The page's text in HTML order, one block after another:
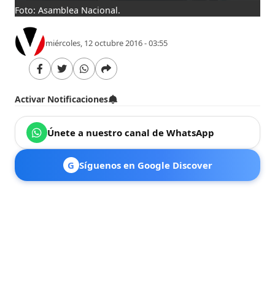
Foto: Asamblea Nacional.
miércoles, 12 octubre 2016 - 03:55
Activar Notificaciones
Únete a nuestro canal de WhatsApp
G Síguenos en Google Discover